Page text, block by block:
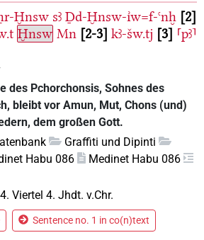
Ḫnsw sꜣ Ḏd-Ḫnsw-ı͗w=f-ꜥnḫ 2
Ḫnsw Mn 2-3 kꜣ-šw.tj 3
⸢pꜣ⸣
des Pchorchonsis, Sohnes des
bleibt vor Amun, Mut, Chons (und)
dem großen Gott.
Graffiti und Dipinti
Habu 086
Medinet Habu 086
4. Viertel 4. Jhdt. v.Chr.
Sentence no. 1 in co(n)text